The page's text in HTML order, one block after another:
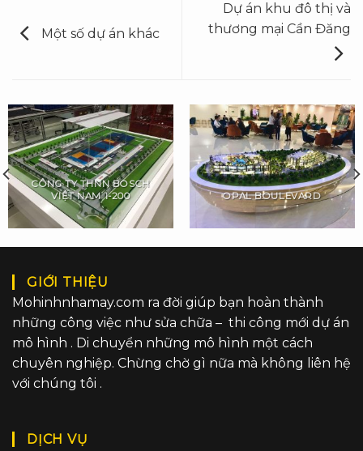
Một số dự án khác
Dự án khu đô thị và
thương mại Cần Đăng
CÔNG TY THNN BOSCH
VIỆT NAM 1-200
OPAL BOULEVARD
GIỚI THIỆU
Mohinhnhamay.com ra đời giúp bạn hoàn thành
những công việc như sửa chữa – thi công mới dự án
mô hình . Di chuyển những mô hình một cách
chuyên nghiệp. Chừng chờ gì nữa mà không liên hệ
với chúng tôi .
DỊCH VỤ